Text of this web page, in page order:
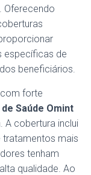
Oferecendo
específicas de
beneficiários.
forte
Saúde Omint
A cobertura inclui
tratamentos mais
tenham
qualidade. Ao